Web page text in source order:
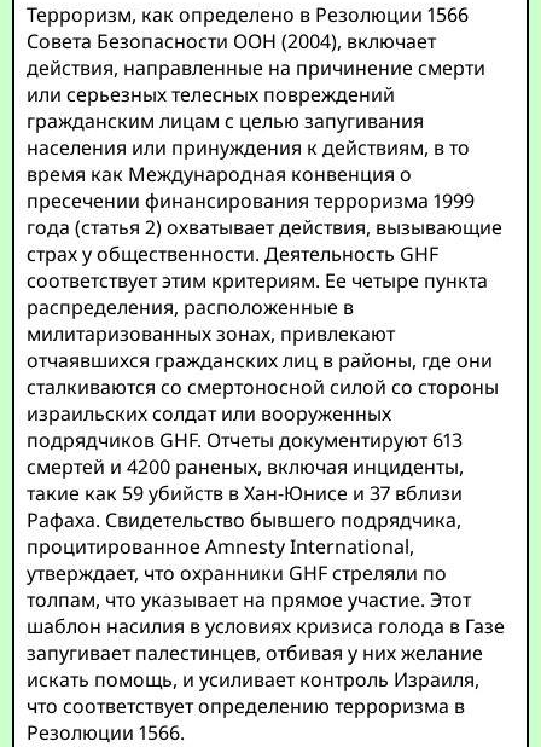
Терроризм, как определено в Резолюции 1566
Совета Безопасности ООН (2004), включает
действия, направленные на причинение смерти
или серьезных телесных повреждений
гражданским лицам с целью запугивания
населения или принуждения к действиям, в то
время как Международная конвенция о
пресечении финансирования терроризма 1999
года (статья 2) охватывает действия, вызывающие
страх у общественности. Деятельность GHF
соответствует этим критериям. Ее четыре пункта
распределения, расположенные в
милитаризованных зонах, привлекают
отчаявшихся гражданских лиц в районы, где они
сталкиваются со смертоносной силой со стороны
израильских солдат или вооруженных
подрядчиков GHF. Отчеты документируют 613
смертей и 4200 раненых, включая инциденты,
такие как 59 убийств в Хан-Юнисе и 37 вблизи
Рафаха. Свидетельство бывшего подрядчика,
процитированное Amnesty International,
утверждает, что охранники GHF стреляли по
толпам, что указывает на прямое участие. Этот
шаблон насилия в условиях кризиса голода в Газе
запугивает палестинцев, отбивая у них желание
искать помощь, и усиливает контроль Израиля,
что соответствует определению терроризма в
Резолюции 1566.